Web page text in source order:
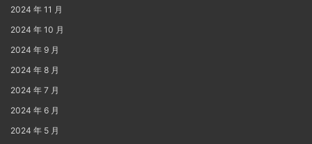
2024 年 11 月
2024 年 10 月
2024 年 9 月
2024 年 8 月
2024 年 7 月
2024 年 6 月
2024 年 5 月